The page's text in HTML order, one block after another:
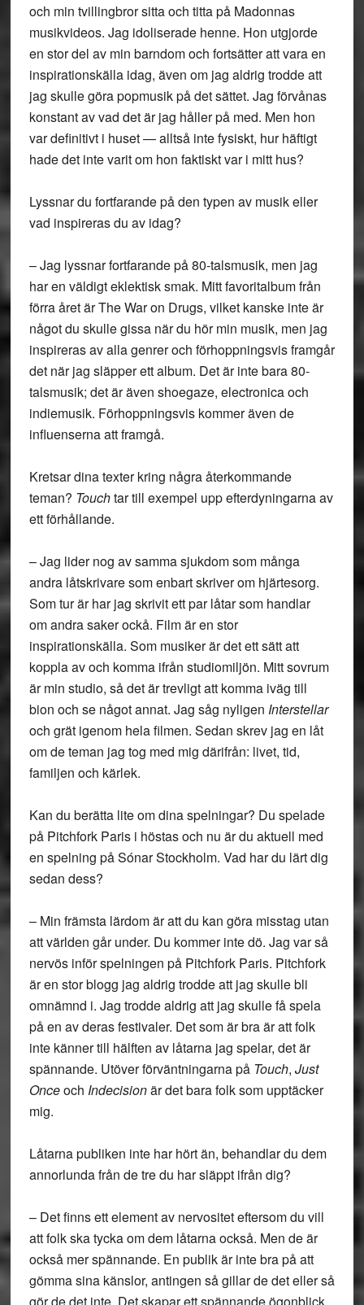
och min tvillingbror sitta och titta på Madonnas
musikvideos. Jag idoliserade henne. Hon utgjorde
en stor del av min barndom och fortsätter att vara en
inspirationskälla idag, även om jag aldrig trodde att
jag skulle göra popmusik på det sättet. Jag förvånas
konstant av vad det är jag håller på med. Men hon
var definitivt i huset — alltså inte fysiskt, hur häftigt
hade det inte varit om hon faktiskt var i mitt hus?
Lyssnar du fortfarande på den typen av musik eller
vad inspireras du av idag?
– Jag lyssnar fortfarande på 80-talsmusik, men jag
har en väldigt eklektisk smak. Mitt favoritalbum från
förra året är The War on Drugs, vilket kanske inte är
något du skulle gissa när du hör min musik, men jag
inspireras av alla genrer och förhoppningsvis framgår
det när jag släpper ett album. Det är inte bara 80-
talsmusik; det är även shoegaze, electronica och
indiemusik. Förhoppningsvis kommer även de
influenserna att framgå.
Kretsar dina texter kring några återkommande
teman? Touchtar till exempel upp efterdyningarna av
ett förhållande.
– Jag lider nog av samma sjukdom som många
andra låtskrivare som enbart skriver om hjärtesorg.
Som tur är har jag skrivit ett par låtar som handlar
om andra saker ockå. Film är en stor
inspirationskälla. Som musiker är det ett sätt att
koppla av och komma ifrån studiomiljön. Mitt sovrum
är min studio, så det är trevligt att komma iväg till
bion och se något annat. Jag såg nyligen Interstellar
och grät igenom hela filmen. Sedan skrev jag en låt
om de teman jag tog med mig därifrån: livet, tid,
familjen och kärlek.
Kan du berätta lite om dina spelningar? Du spelade
på Pitchfork Paris i höstas och nu är du aktuell med
en spelning på Sónar Stockholm. Vad har du lärt dig
sedan dess?
– Min främsta lärdom är att du kan göra misstag utan
att världen går under. Du kommer inte dö. Jag var så
nervös inför spelningen på Pitchfork Paris. Pitchfork
är en stor blogg jag aldrig trodde att jag skulle bli
omnämnd i. Jag trodde aldrig att jag skulle få spela
på en av deras festivaler. Det som är bra är att folk
inte känner till hälften av låtarna jag spelar, det är
spännande. Utöver förväntningarna på Touch, Just
Onceoch Indecisionär det bara folk som upptäcker
mig.
Låtarna publiken inte har hört än, behandlar du dem
annorlunda från de tre du har släppt ifrån dig?
– Det finns ett element av nervositet eftersom du vill
att folk ska tycka om dem låtarna också. Men de är
också mer spännande. En publik är inte bra på att
gömma sina känslor, antingen så gillar de det eller så